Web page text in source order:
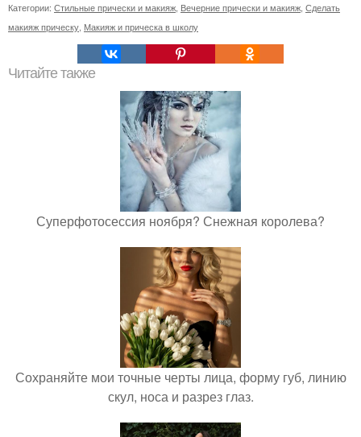
Категории: Стильные прически и макияж Вечерние прически и макияж Сделать
макияж прическу Макияж и прическа в школу
Читайте также
Суперфотосессия ноября? Снежная королева?
Сохраняйте мои точные черты лица, форму губ, линию
скул, носа и разрез глаз.